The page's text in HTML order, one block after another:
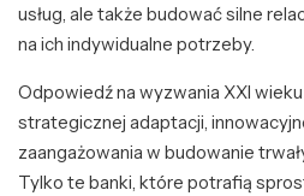
usług, ale także budować silne
na ich indywidualne potrzeby.
Odpowiedź na wyzwania XXI
strategicznej adaptacji,
zaangażowania w budowanie
Tylko te banki, które potrafią